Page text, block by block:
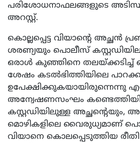
പരിശോധനാഫലങ്ങളുടെ
അറസ്റ്റ്.
കൊല്ലപ്പെട്ട വിയാന്റെ അച്ഛന്‍
ശരണ്യയും പൊലീസ്
ഒരാള്‍ കുഞ്ഞിനെ തലയ്ക്കടിച്ച്
ശേഷം കടല്‍ഭിത്തിയിലെ
ഉപേക്ഷിക്കുകയായിരുന്നെന്നു
അന്വേഷണസംഘം
കസ്റ്റഡിയിലുള്ള അച്ഛന്റെയും,
മൊഴികളിലെ വൈരുധ്യമാണ്
വിയാനെ കൊലപ്പെടുത്തിയ രീതി